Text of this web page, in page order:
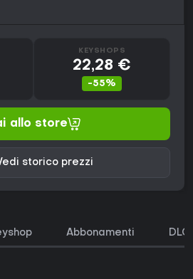
KEYSHOPS
22,28 €
-55%
allo store
storico prezzi
Abbonamenti DLC